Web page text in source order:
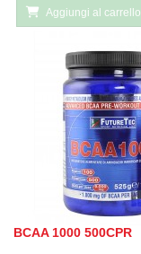
Aggiungi al carrello
BCAA 1000 500CPR